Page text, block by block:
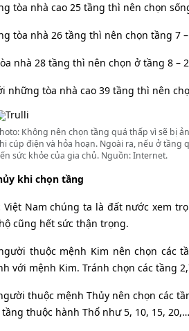
tòa nhà cao 25 tầng thì nên chọn
tòa nhà 26 tầng thì nên chọn tầng 7
nhà 28 tầng thì nên chọn ở tầng 8 –
những tòa nhà cao 39 tầng thì nên
Không nên chọn tầng quá thấp vì sẽ bị
cúp điện và hỏa hoạn. Ngoài ra, nếu ở
sức khỏe của gia chủ. Nguồn: Internet.
khi chọn tầng
Nam chúng ta là đất nước xem
cũng hết sức thận trọng.
thuộc mệnh Kim nên chọn các
với mệnh Kim. Tránh chọn các tầng
thuộc mệnh Thủy nên chọn các
tầng thuộc hành Thổ như 5, 10, 15, 20,…